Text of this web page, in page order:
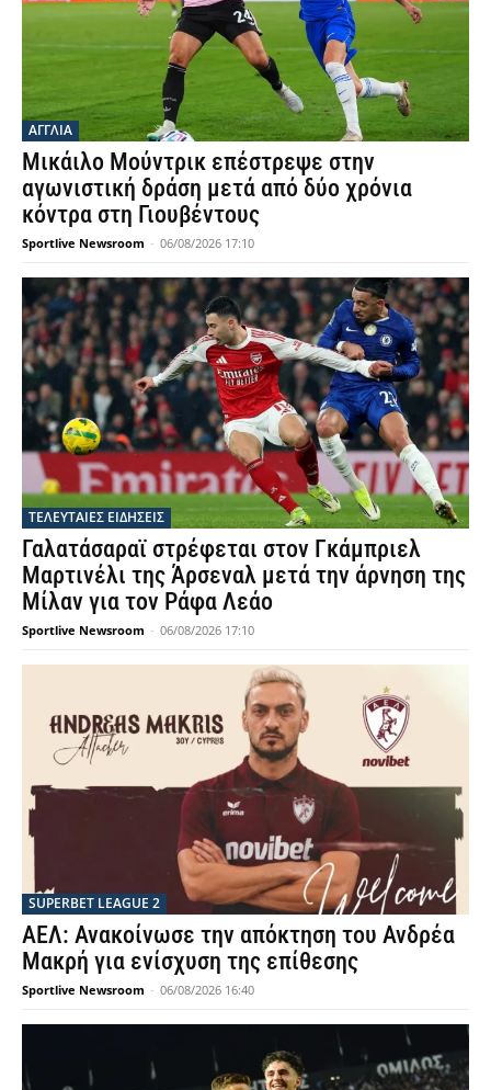
ΑΓΓΛΙΑ
Μικάιλο Μούντρικ επέστρεψε στην
αγωνιστική δράση μετά από δύο χρόνια
κόντρα στη Γιουβέντους
Sportlive Newsroom - 06/08/2026 17:10
ΤΕΛΕΥΤΑΙΕΣ ΕΙΔΗΣΕΙΣ
Γαλατάσαραϊ στρέφεται στον Γκάμπριελ
Μαρτινέλι της Άρσεναλ μετά την άρνηση της
Μίλαν για τον Ράφα Λεάο
Sportlive Newsroom - 06/08/2026 17:10
SUPERBET LEAGUE 2
ΑΕΛ: Ανακοίνωσε την απόκτηση του Ανδρέα
Μακρή για ενίσχυση της επίθεσης
Sportlive Newsroom - 06/08/2026 16:40